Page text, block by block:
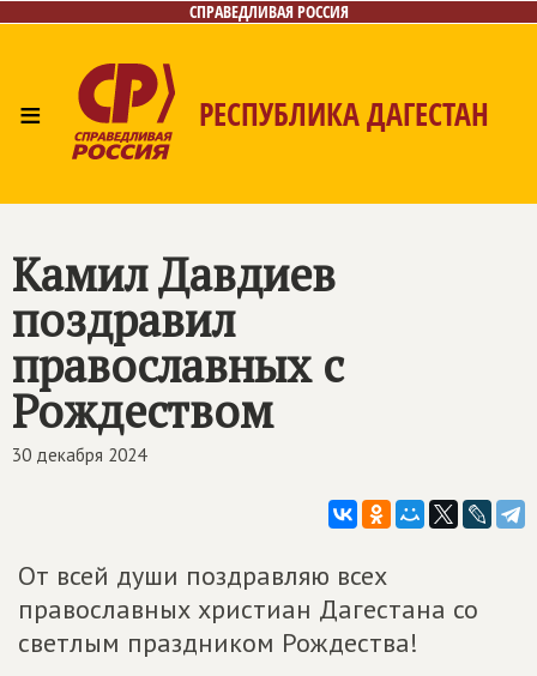
СПРАВЕДЛИВАЯ РОССИЯ
≡ РЕСПУБЛИКА ДАГЕСТАН
Камил Давдиев
поздравил
православных с
Рождеством
30 декабря 2024
От всей души поздравляю всех
православных христиан Дагестана со
светлым праздником Рождества!